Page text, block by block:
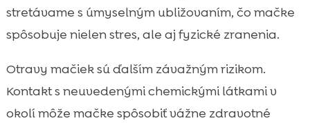
stretávame s úmyselným ubližovaním, čo mačke
spôsobuje nielen stres, ale aj fyzické zranenia.
Otravy mačiek sú ďalším závažným rizikom.
Kontakt s neuvedenými chemickými látkami v
okolí môže mačke spôsobiť vážne zdravotné